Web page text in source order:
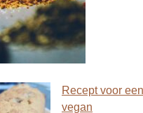
Recept voor
vegan